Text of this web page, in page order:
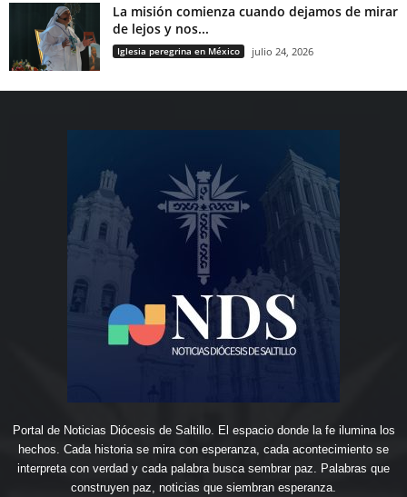
La misión comienza cuando dejamos de mirar
de lejos y nos...
Iglesia peregrina en México julio 24, 2026
Portal de Noticias Diócesis de Saltillo. El espacio donde la fe ilumina los
hechos. Cada historia se mira con esperanza, cada acontecimiento se
interpreta con verdad y cada palabra busca sembrar paz. Palabras que
construyen paz, noticias que siembran esperanza.